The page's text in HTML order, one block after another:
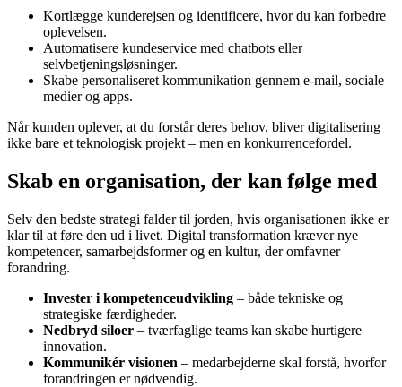
Kortlægge kunderejsen og identificere, hvor du kan forbedre
oplevelsen.
Automatisere kundeservice med chatbots eller
selvbetjeningsløsninger.
Skabe personaliseret kommunikation gennem e-mail, sociale
medier og apps.
Når kunden oplever, at du forstår deres behov, bliver digitalisering
ikke bare et teknologisk projekt – men en konkurrencefordel.
Skab en organisation, der kan følge med
Selv den bedste strategi falder til jorden, hvis organisationen ikke er
klar til at føre den ud i livet. Digital transformation kræver nye
kompetencer, samarbejdsformer og en kultur, der omfavner
forandring.
Invester i kompetenceudvikling – både tekniske og
strategiske færdigheder.
Nedbryd siloer – tværfaglige teams kan skabe hurtigere
innovation.
Kommunikér visionen – medarbejderne skal forstå, hvorfor
forandringen er nødvendig.